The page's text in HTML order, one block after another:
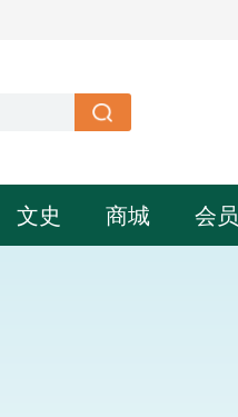
文史 商城 会员